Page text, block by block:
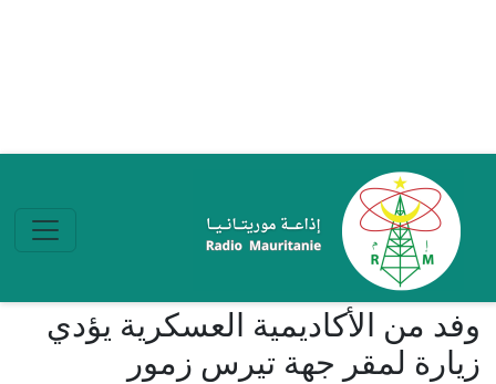
وفد من الأكاديمية العسكرية يؤدي
زيارة لمقر جهة تيرس زمور